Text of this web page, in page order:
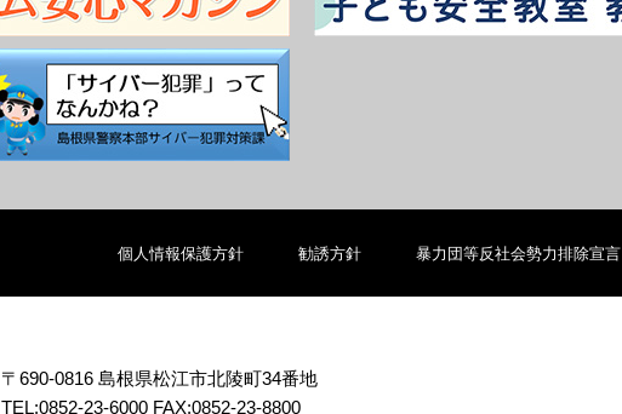
個人情報保護方針 勧誘方針 暴力団等反社会勢力排除宣言
〒690-0816 島根県松江市北陵町34番地
TEL:0852-23-6000 FAX:0852-23-8800